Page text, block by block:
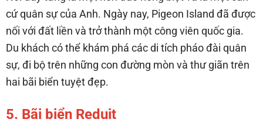
cứ quân sự của Anh. Ngày nay, Pigeon Island đã được
nối với đất liền và trở thành một công viên quốc gia.
Du khách có thể khám phá các di tích pháo đài quân
sự, đi bộ trên những con đường mòn và thư giãn trên
hai bãi biển tuyệt đẹp.
5. Bãi biển Reduit